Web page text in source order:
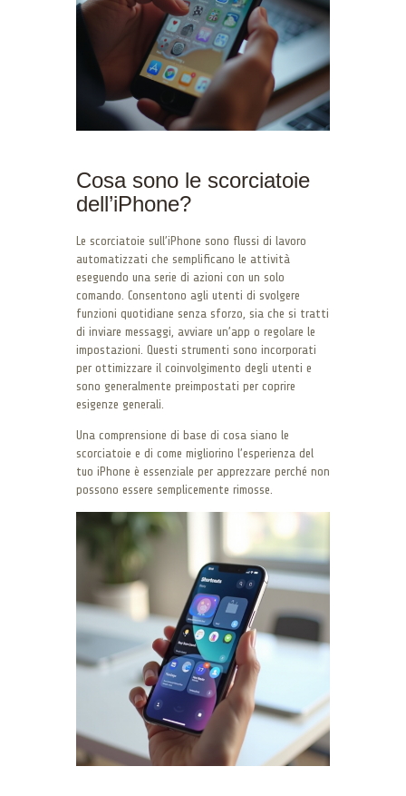
Cosa sono le scorciatoie
dell’iPhone?
Le scorciatoie sull’iPhone sono flussi di lavoro
automatizzati che semplificano le attività
eseguendo una serie di azioni con un solo
comando. Consentono agli utenti di svolgere
funzioni quotidiane senza sforzo, sia che si tratti
di inviare messaggi, avviare un’app o regolare le
impostazioni. Questi strumenti sono incorporati
per ottimizzare il coinvolgimento degli utenti e
sono generalmente preimpostati per coprire
esigenze generali.
Una comprensione di base di cosa siano le
scorciatoie e di come migliorino l’esperienza del
tuo iPhone è essenziale per apprezzare perché non
possono essere semplicemente rimosse.